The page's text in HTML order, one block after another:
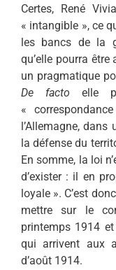
Certes, René
« intangible », ce
les bancs de la
qu’elle pourra
un pragmatique
De facto elle
«
l’Allemagne,
la défense du
En somme, la loi
d’exister : il en
loyale ». C’est
mettre sur le
printemps 1914
qui arrivent aux
d’août 1914.